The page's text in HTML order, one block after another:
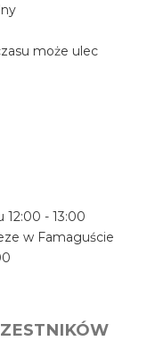
może ulec
12:00 - 13:00
w Famaguście